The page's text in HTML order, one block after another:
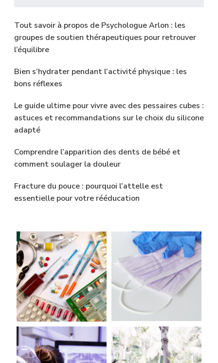
Tout savoir à propos de Psychologue Arlon : les
groupes de soutien thérapeutiques pour retrouver
l’équilibre
Bien s’hydrater pendant l’activité physique : les
bons réflexes
Le guide ultime pour vivre avec des pessaires cubes :
astuces et recommandations sur le choix du silicone
adapté
Comprendre l’apparition des dents de bébé et
comment soulager la douleur
Fracture du pouce : pourquoi l’attelle est
essentielle pour votre rééducation